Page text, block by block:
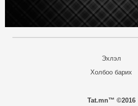
Эхлэл
Холбоо барих
Tat.mn™ ©2016